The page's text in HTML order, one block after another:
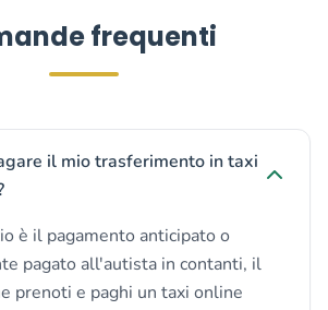
frequenti
il mio trasferimento in taxi
è il pagamento anticipato o
pagato all'autista in contanti, il
prenoti e paghi un taxi online